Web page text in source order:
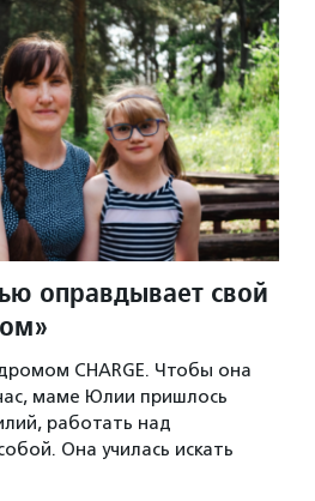
оправдывает свой
CHARGE. Чтобы она
маме Юлии пришлось
работать над
Она училась искать